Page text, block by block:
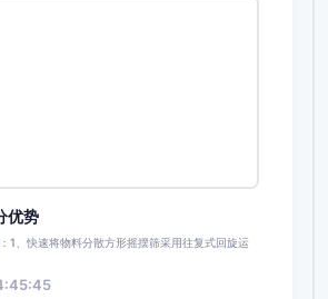
优势
：1、快速将物料分散方形摇摆筛采用往复式回旋运